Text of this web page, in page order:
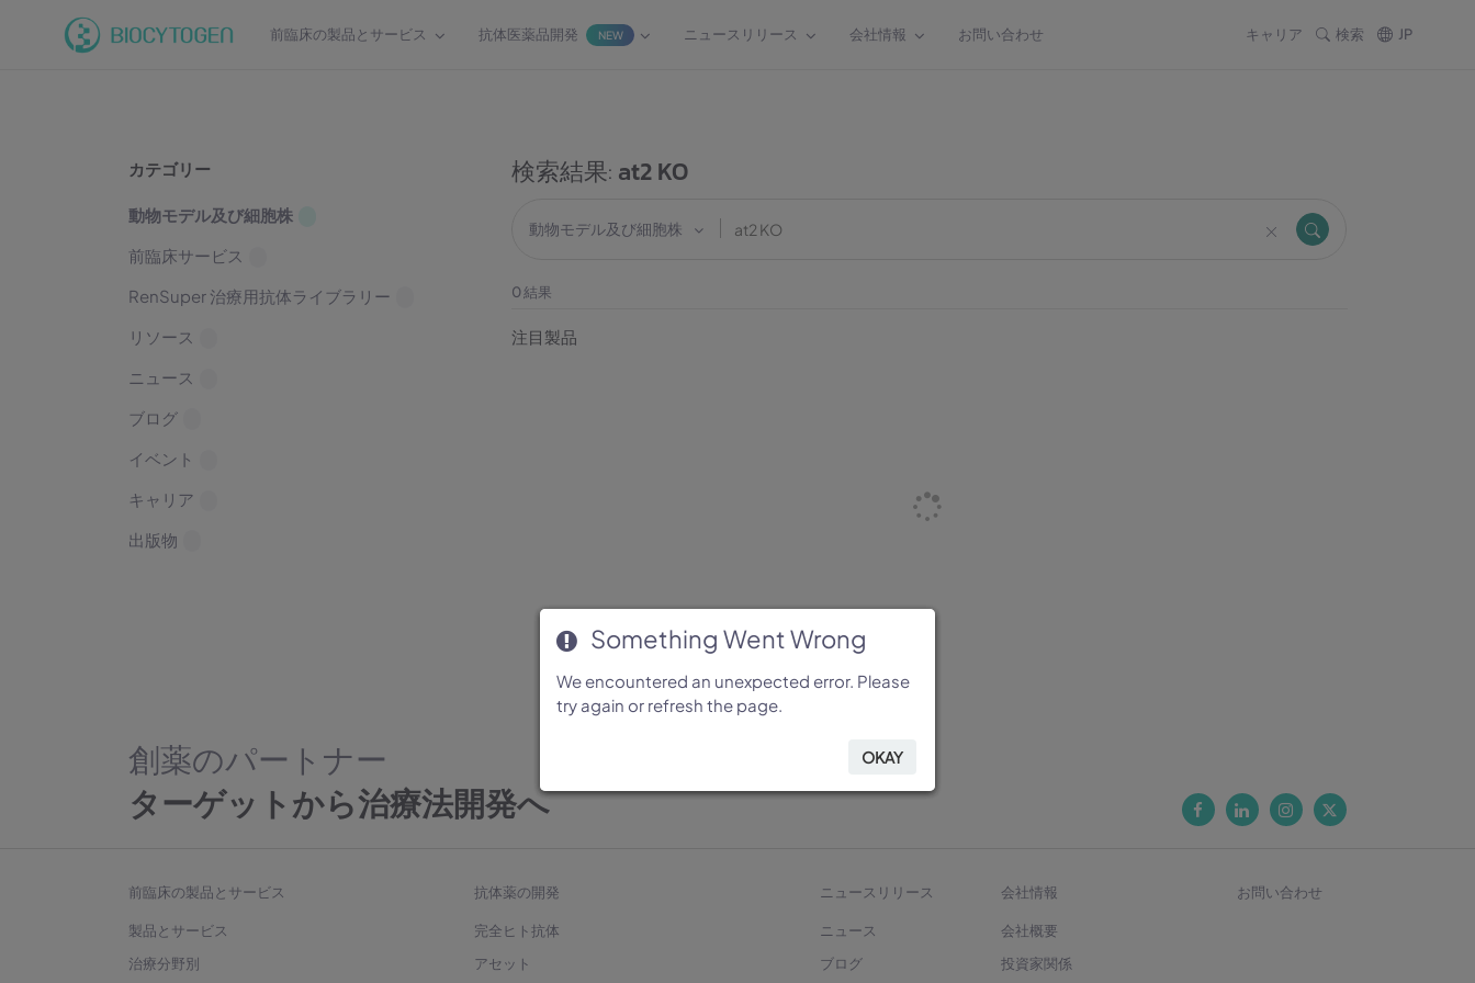
前臨床の製品とサービス 抗体医薬品開発 NEW ニュースリリース 会社情報 お問い合わせ キャリア 検索 JP
カテゴリー
動物モデル及び細胞株
前臨床サービス
RenSuper 治療用抗体ライブラリー
リソース
ニュース
ブログ
イベント
キャリア
出版物
検索結果: at2 KO
動物モデル及び細胞株
0結果
注目製品
創薬のパートナー
ターゲットから治療法開発へ
前臨床の製品とサービス
製品とサービス
治療分野別
抗体薬の開発
完全ヒト抗体
アセット
ニュースリリース
ニュース
ブログ
会社情報
会社概要
投資家関係
お問い合わせ
Something Went Wrong
We encountered an unexpected error. Please
try again or refresh the page.
OKAY
Something Went Wrong
We encountered an unexpected error. Please
try again or refresh the page.
OKAY
Something Went Wrong
We encountered an unexpected error. Please
try again or refresh the page.
OKAY
Something Went Wrong
We encountered an unexpected error. Please
try again or refresh the page.
OKAY
Something Went Wrong
We encountered an unexpected error. Please
try again or refresh the page.
OKAY